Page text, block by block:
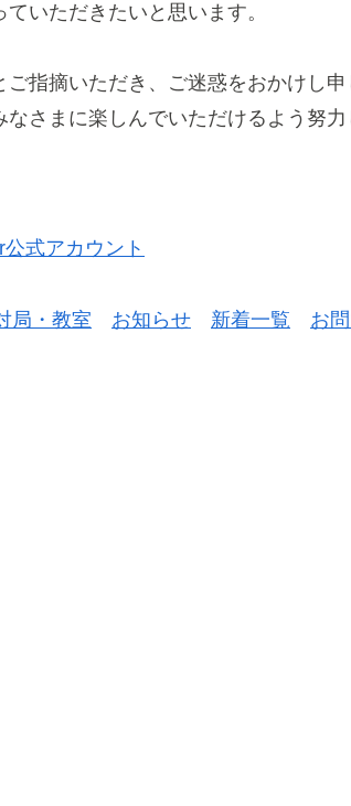
いただきたいと思います。
ご指摘いただき、ご迷惑をおかけし
さまに楽しんでいただけるよう努
式アカウント
局・教室 お知らせ 新着一覧 お